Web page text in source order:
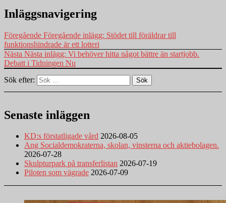
Inläggsnavigering
Föregående Föregående inlägg: Stödet till föräldrar till
funktionshindrade är ett lotteri
Nästa Nästa inlägg: Vi behöver hitta något bättre än startjobb.
Debatt i Tidningen Nu
Sök efter:
Sök
Senaste inläggen
KD:s förstatligade vård 2026-08-05
Ang Socialdemokraterna, skolan, vinsterna och aktiebolagen.
2026-07-28
Skulpturpark på transferlistan 2026-07-19
Piloten som vägrade 2026-07-09